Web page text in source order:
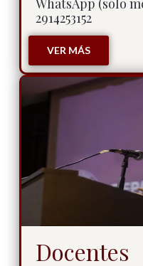
2914253152
VER MÁS
Docentes